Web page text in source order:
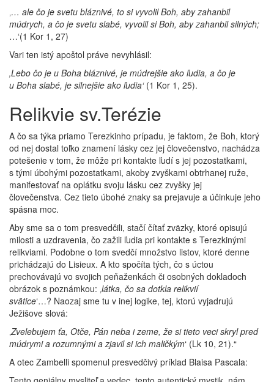
‚… ale čo je svetu bláznivé, to si vyvolil Boh, aby zahanbil
múdrych, a čo je svetu slabé, vyvolil si Boh, aby zahanbil silných;
…‘(1 Kor 1, 27)
Vari ten istý apoštol práve nevyhlásil:
‚Lebo čo je u Boha bláznivé, je múdrejšie ako ľudia, a čo je
u Boha slabé, je silnejšie ako ľudia‘(1 Kor 1, 25).
Relikvie sv.Terézie
A čo sa týka priamo Terezkinho prípadu, je faktom, že Boh, ktorý
od nej dostal toľko znamení lásky cez jej človečenstvo, nachádza
potešenie v tom, že môže pri kontakte ľudí s jej pozostatkami,
s tými úbohými pozostatkami, akoby zvyškami obtrhanej ruže,
manifestovať na oplátku svoju lásku cez zvyšky jej
človečenstva. Cez tieto úbohé znaky sa prejavuje a účinkuje jeho
spásna moc.
Aby sme sa o tom presvedčili, stačí čítať zväzky, ktoré opisujú
milosti a uzdravenia, čo zažili ľudia pri kontakte s Terezkinými
relikviami. Podobne o tom svedčí množstvo listov, ktoré denne
prichádzajú do Lisieux. A kto spočíta tých, čo s úctou
prechovávajú vo svojich peňaženkách či osobných dokladoch
obrázok s poznámkou: ‚látka, čo sa dotkla relikvií
svätice‘…? Naozaj sme tu v inej logike, tej, ktorú vyjadrujú
Ježišove slová:
‚Zvelebujem ťa, Otče, Pán neba i zeme, že si tieto veci skryl pred
múdrymi a rozumnými a zjavil si ich maličkým‘ (Lk 10, 21).“
A otec Zambelli spomenul presvedčivý príklad Blaisa Pascala: